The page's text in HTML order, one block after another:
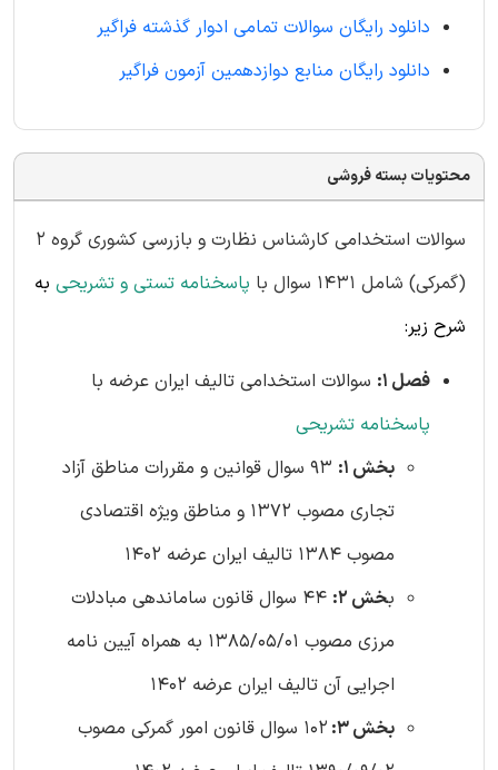
دانلود رایگان سوالات تمامی ادوار گذشته فراگیر
دانلود رایگان منابع دوازدهمین آزمون فراگیر
محتویات بسته فروشی
سوالات استخدامی کارشناس نظارت و بازرسی کشوری گروه 2
(گمرکی) شامل 1431 سوال با
پاسخنامه تستی و تشریحی به
شرح زیر:
فصل 1:
سوالات استخدامی تالیف ایران عرضه با
پاسخنامه تشریحی
بخش 1:
93 سوال قوانین و مقررات مناطق آزاد
تجاری مصوب 1372 و مناطق ویژه اقتصادی
مصوب 1384 تالیف ایران عرضه 1402
بخش 2:
44 سوال قانون ساماندهی مبادلات
مرزی مصوب 1385/05/01 به همراه آیین نامه
اجرایی آن تالیف ایران عرضه 1402
بخش 3:
102 سوال قانون امور گمرکی مصوب